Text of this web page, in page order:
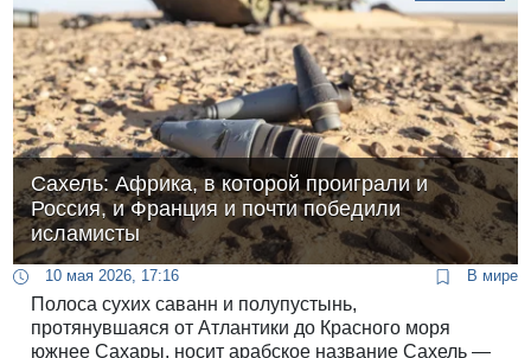
Сахель: Африка, в которой проиграли и
Россия, и Франция и почти победили
исламисты
10 мая 2026, 17:16 В мире
Полоса сухих саванн и полупустынь,
протянувшаяся от Атлантики до Красного моря
южнее Сахары, носит арабское название Сахель —